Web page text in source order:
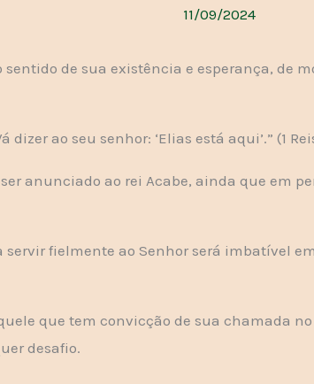
11/09/2024
de sua existência e esperança, de
ao seu senhor: ‘Elias está aqui’.” (1
anunciado ao rei Acabe, ainda que em
fielmente ao Senhor será imbatível
que tem convicção de sua chamada
desafio.